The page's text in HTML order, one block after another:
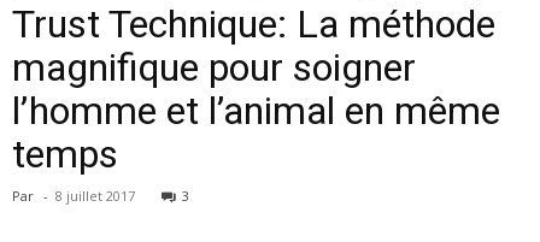
Trust Technique: La méthode
magnifique pour soigner
l’homme et l’animal en même
temps
Par - 8 juillet 2017 3